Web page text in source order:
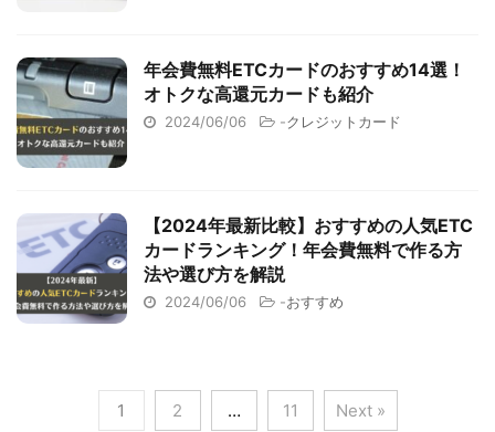
年会費無料ETCカードのおすすめ14選！
オトクな高還元カードも紹介
2024/06/06 -クレジットカード
【2024年最新比較】おすすめの人気ETC
カードランキング！年会費無料で作る方
法や選び方を解説
2024/06/06 -おすすめ
1 2 … 11 Next »